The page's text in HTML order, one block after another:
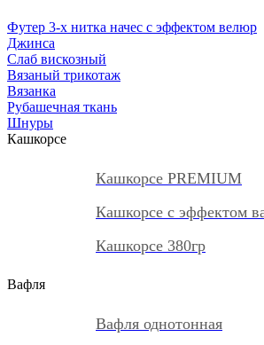
Футер 3-х нитка начес с эффектом велюр
Джинса
Слаб вискозный
Вязаный трикотаж
Вязанка
Рубашечная ткань
Шнуры
Кашкорсе
Кашкорсе PREMIUM
Кашкорсе с эффектом
Кашкорсе 380гр
Вафля
Вафля однотонная